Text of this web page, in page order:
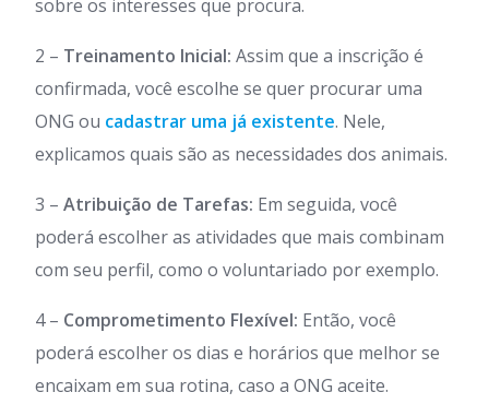
sobre os interesses que procura.
2 – Treinamento Inicial: Assim que a inscrição é
confirmada, você escolhe se quer procurar uma
ONG ou cadastrar uma já existente. Nele,
explicamos quais são as necessidades dos animais.
3 – Atribuição de Tarefas: Em seguida, você
poderá escolher as atividades que mais combinam
com seu perfil, como o voluntariado por exemplo.
4 – Comprometimento Flexível: Então, você
poderá escolher os dias e horários que melhor se
encaixam em sua rotina, caso a ONG aceite.